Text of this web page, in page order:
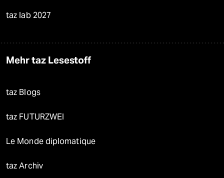
taz lab 2027
Mehr taz Lesestoff
taz Blogs
taz FUTURZWEI
Le Monde diplomatique
taz Archiv